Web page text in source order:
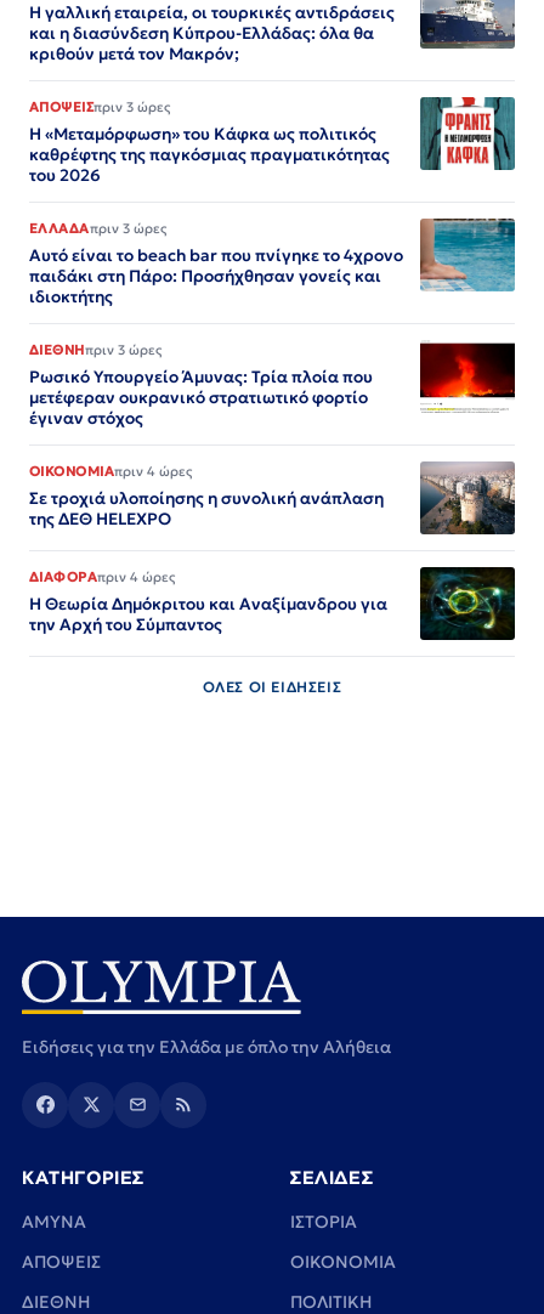
Η γαλλική εταιρεία, οι τουρκικές αντιδράσεις
και η διασύνδεση Κύπρου-Ελλάδας: όλα θα
κριθούν μετά τον Μακρόν;
ΑΠΟΨΕΙΣπριν 3 ώρες
Η «Μεταμόρφωση» του Κάφκα ως πολιτικός
καθρέφτης της παγκόσμιας πραγματικότητας
του 2026
ΕΛΛΑΔΑπριν 3 ώρες
Αυτό είναι το beach bar που πνίγηκε το 4χρονο
παιδάκι στη Πάρο: Προσήχθησαν γονείς και
ιδιοκτήτης
ΔΙΕΘΝΗπριν 3 ώρες
Ρωσικό Υπουργείο Άμυνας: Τρία πλοία που
μετέφεραν ουκρανικό στρατιωτικό φορτίο
έγιναν στόχος
ΟΙΚΟΝΟΜΙΑπριν 4 ώρες
Σε τροχιά υλοποίησης η συνολική ανάπλαση
της ΔΕΘ HELEXPO
ΔΙΑΦΟΡΑπριν 4 ώρες
Η Θεωρία Δημόκριτου και Αναξίμανδρου για
την Αρχή του Σύμπαντος
ΟΛΕΣ ΟΙ ΕΙΔΗΣΕΙΣ
Ειδήσεις για την Ελλάδα με όπλο την Αλήθεια
ΚΑΤΗΓΟΡΙΕΣ
ΑΜΥΝΑ
ΑΠΟΨΕΙΣ
ΔΙΕΘΝΗ
ΣΕΛΙΔΕΣ
ΙΣΤΟΡΙΑ
ΟΙΚΟΝΟΜΙΑ
ΠΟΛΙΤΙΚΗ